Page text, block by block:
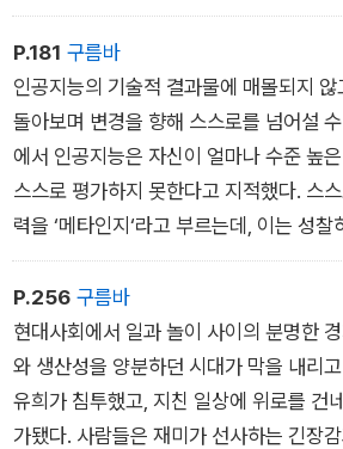
스로가 주체가 되어 일상의 흐름을 결정
한 것이다. 이제 타인이 정해준 삶의 흐름
으로 자기 시간을 지키고 관리해야 하는
도래했다.
P.181 구름바
인공지능의 기술적 결과물에 매몰되지
돌아보며 변경을 향해 스스로를 넘어설
에서 인공지능은 자신이 얼마나 수준 높
스스로 평가하지 못한다고 지적했다. 스
력을 ‘메타인지‘라고 부르는데, 이는 성
있는 능력이다. 결국 스스로를 성찰할 수
업한 용의 그림을 완성시키는 ‘화룡점정‘
다.
P.256 구름바
현대사회에서 일과 놀이 사이의 분명한
와 생산성을 양분하던 시대가 막을 내리
유희가 침투했고, 지친 일상에 위로를 건
가됐다. 사람들은 재미가 선사하는 긴장